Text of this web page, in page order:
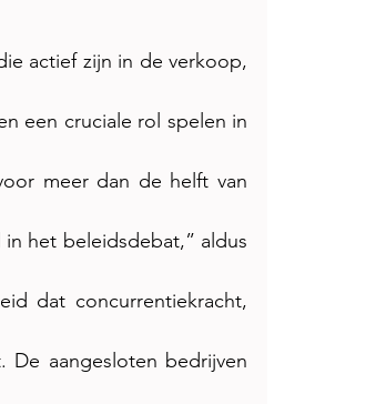
actief zijn in de verkoop,
een cruciale rol spelen in
meer dan de helft van
het beleidsdebat,” aldus
dat concurrentiekracht,
De aangesloten bedrijven